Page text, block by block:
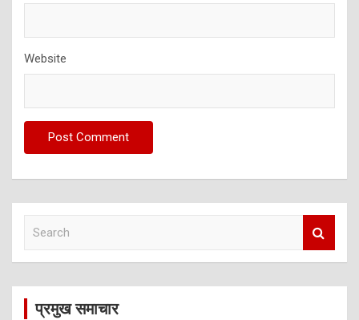
Website
c
प्रमुख समाचार